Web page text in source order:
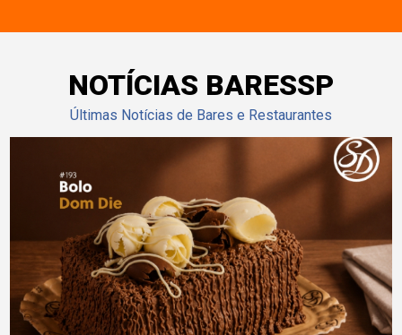
NOTÍCIAS BARESSP
Últimas Notícias de Bares e Restaurantes